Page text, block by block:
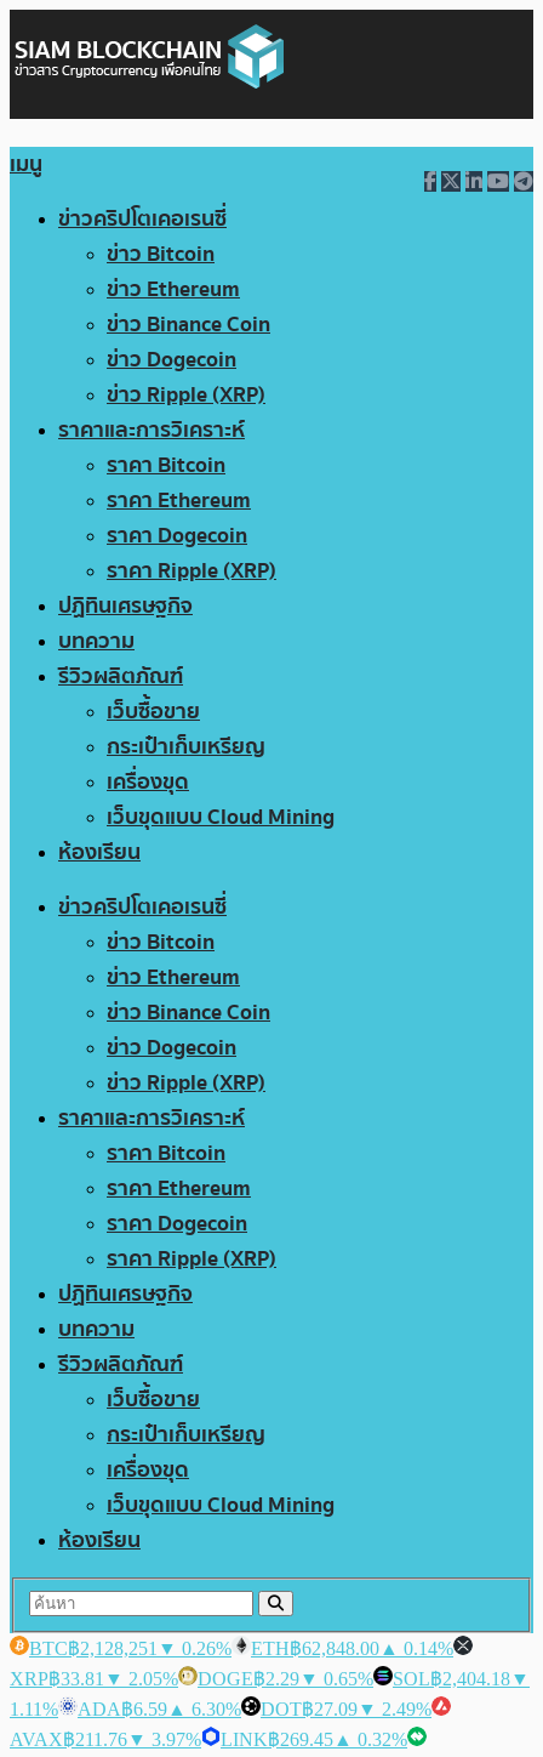
เมนู
ข่าวคริปโตเคอเรนซี่
ข่าว Bitcoin
ข่าว Ethereum
ข่าว Binance Coin
ข่าว Dogecoin
ข่าว Ripple (XRP)
ราคาและการวิเคราะห์
ราคา Bitcoin
ราคา Ethereum
ราคา Dogecoin
ราคา Ripple (XRP)
ปฏิทินเศรษฐกิจ
บทความ
รีวิวผลิตภัณฑ์
เว็บซื้อขาย
กระเป๋าเก็บเหรียญ
เครื่องขุด
เว็บขุดแบบ Cloud Mining
ห้องเรียน
ข่าวคริปโตเคอเรนซี่
ข่าว Bitcoin
ข่าว Ethereum
ข่าว Binance Coin
ข่าว Dogecoin
ข่าว Ripple (XRP)
ราคาและการวิเคราะห์
ราคา Bitcoin
ราคา Ethereum
ราคา Dogecoin
ราคา Ripple (XRP)
ปฏิทินเศรษฐกิจ
บทความ
รีวิวผลิตภัณฑ์
เว็บซื้อขาย
กระเป๋าเก็บเหรียญ
เครื่องขุด
เว็บขุดแบบ Cloud Mining
ห้องเรียน
BTC฿2,128,251 ▼ 0.26% ETH฿62,848.00 ▲ 0.14%
XRP฿33.81 ▼ 2.05% DOGE฿2.29▼ 0.65% SOL฿2,404.18▼
1.11%
ADA฿6.59 ▲ 6.30% DOT฿27.09▼ 2.49%
AVAX฿211.76▼ 3.97% LINK฿269.45 ▲ 0.32%